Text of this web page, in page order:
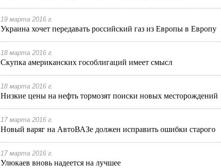
19 марта 2016 г.
Украина хочет передавать российский газ из Европы в Европу
18 марта 2016 г.
Скупка американских гособлигаций имеет смысл
18 марта 2016 г.
Низкие цены на нефть тормозят поиски новых месторождений
17 марта 2016 г.
Новый варяг на АвтоВАЗе должен исправить ошибки старого
17 марта 2016 г.
Улюкаев вновь надеется на лучшее